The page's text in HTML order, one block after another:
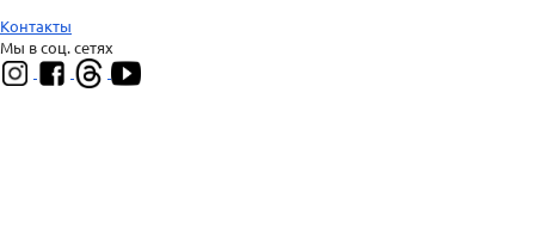
Контакты
Мы в соц. сетях